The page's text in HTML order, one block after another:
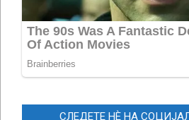
СЛЕДЕТЕ НЀ НА